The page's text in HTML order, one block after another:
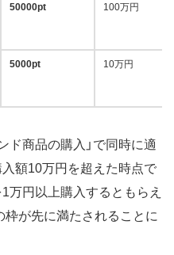
50000pt 100万円
5000pt 10万円
ド商品の購入」で同時に適
入額10万円を超えた時点で
万円以上購入するともらえ
枠が先に満たされることに